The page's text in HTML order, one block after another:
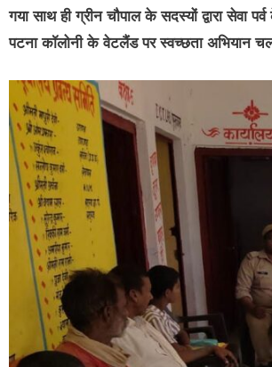
गया साथ ही ग्रीन चौपाल के सदस्यों द्वारा सेवा
पटना कॉलोनी के वेटलैंड पर स्वच्छता अभियान